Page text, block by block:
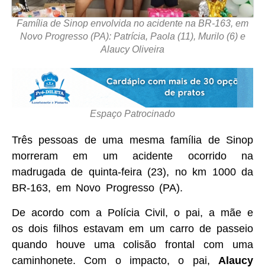
Família de Sinop envolvida no acidente na BR-163, em
Novo Progresso (PA): Patrícia, Paola (11), Murilo (6) e
Alaucy Oliveira
Espaço Patrocinado
Três pessoas de uma mesma família de Sinop
morreram em um acidente ocorrido na
madrugada de quinta-feira (23), no km 1000 da
BR-163, em Novo Progresso (PA).
De acordo com a Polícia Civil, o pai, a mãe e
os dois filhos estavam em um carro de passeio
quando houve uma colisão frontal com uma
caminhonete. Com o impacto, o pai, Alaucy